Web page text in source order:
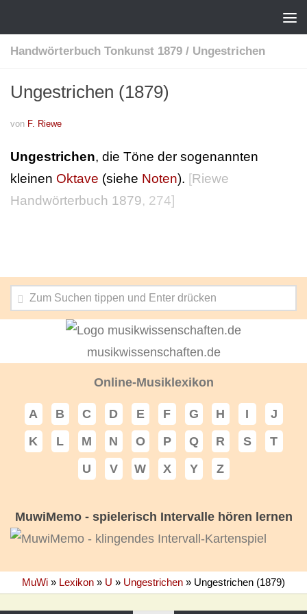
Handwörterbuch Tonkunst 1879 / Ungestrichen
Ungestrichen (1879)
von F. Riewe
Ungestrichen, die Töne der sogenannten
kleinen Oktave (siehe Noten). [Riewe
Handwörterbuch 1879, 274]
musikwissenschaften.de
Online-Musiklexikon
A B C D E F G H I
J
K
L M N O P Q R S
T
U
V W X Y Z
MuwiMemo - spielerisch Intervalle hören lernen
MuWi » Lexikon » U » Ungestrichen » Ungestrichen (1879)